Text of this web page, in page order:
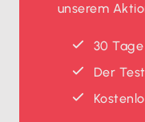
unserem
30
Der